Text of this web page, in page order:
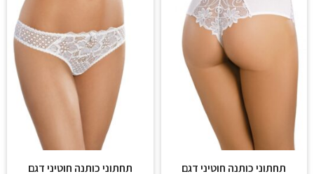
תחתוני כותנה חוטיני דגם
תחתוני כותנה חוטיני דגם